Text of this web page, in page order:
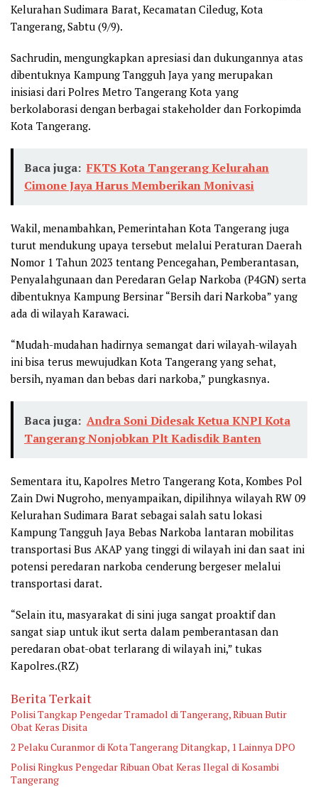
Kelurahan Sudimara Barat, Kecamatan Ciledug, Kota
Tangerang, Sabtu (9/9).
Sachrudin, mengungkapkan apresiasi dan dukungannya atas
dibentuknya Kampung Tangguh Jaya yang merupakan
inisiasi dari Polres Metro Tangerang Kota yang
berkolaborasi dengan berbagai stakeholder dan Forkopimda
Kota Tangerang.
Baca juga: FKTS Kota Tangerang Kelurahan
Cimone Jaya Harus Memberikan Monivasi
Wakil, menambahkan, Pemerintahan Kota Tangerang juga
turut mendukung upaya tersebut melalui Peraturan Daerah
Nomor 1 Tahun 2023 tentang Pencegahan, Pemberantasan,
Penyalahgunaan dan Peredaran Gelap Narkoba (P4GN) serta
dibentuknya Kampung Bersinar “Bersih dari Narkoba” yang
ada di wilayah Karawaci.
“Mudah-mudahan hadirnya semangat dari wilayah-wilayah
ini bisa terus mewujudkan Kota Tangerang yang sehat,
bersih, nyaman dan bebas dari narkoba,” pungkasnya.
Baca juga: Andra Soni Didesak Ketua KNPI Kota
Tangerang Nonjobkan Plt Kadisdik Banten
Sementara itu, Kapolres Metro Tangerang Kota, Kombes Pol
Zain Dwi Nugroho, menyampaikan, dipilihnya wilayah RW 09
Kelurahan Sudimara Barat sebagai salah satu lokasi
Kampung Tangguh Jaya Bebas Narkoba lantaran mobilitas
transportasi Bus AKAP yang tinggi di wilayah ini dan saat ini
potensi peredaran narkoba cenderung bergeser melalui
transportasi darat.
“Selain itu, masyarakat di sini juga sangat proaktif dan
sangat siap untuk ikut serta dalam pemberantasan dan
peredaran obat-obat terlarang di wilayah ini,” tukas
Kapolres.(RZ)
Berita Terkait
Polisi Tangkap Pengedar Tramadol di Tangerang, Ribuan Butir
Obat Keras Disita
2 Pelaku Curanmor di Kota Tangerang Ditangkap, 1 Lainnya DPO
Polisi Ringkus Pengedar Ribuan Obat Keras Ilegal di Kosambi
Tangerang